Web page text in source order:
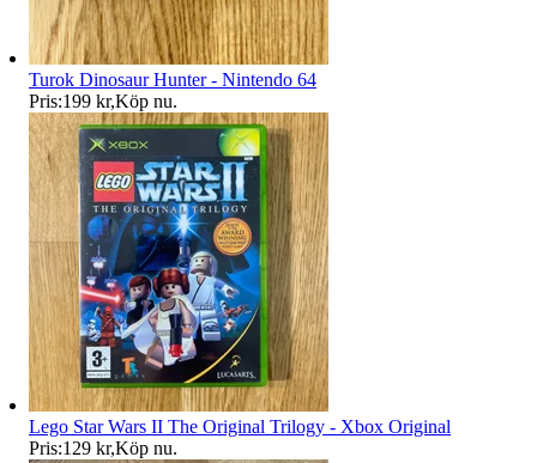
Turok Dinosaur Hunter - Nintendo 64
Pris:199 kr,Köp nu.
Lego Star Wars II The Original Trilogy - Xbox Original
Pris:129 kr,Köp nu.